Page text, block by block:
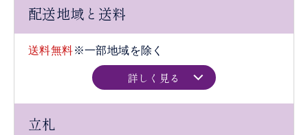
配送地域と送料
送料無料※一部地域を除く
詳しく見る
立札